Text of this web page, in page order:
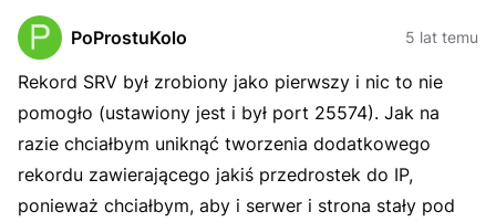
PoProstuKolo 5 lat temu
Rekord SRV był zrobiony jako pierwszy i nic to nie
pomogło (ustawiony jest i był port 25574). Jak na
razie chciałbym uniknąć tworzenia dodatkowego
rekordu zawierającego jakiś przedrostek do IP,
ponieważ chciałbym, aby i serwer i strona stały pod